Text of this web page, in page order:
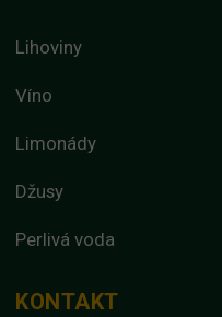
Lihoviny
Víno
Limonády
Džusy
Perlivá voda
KONTAKT